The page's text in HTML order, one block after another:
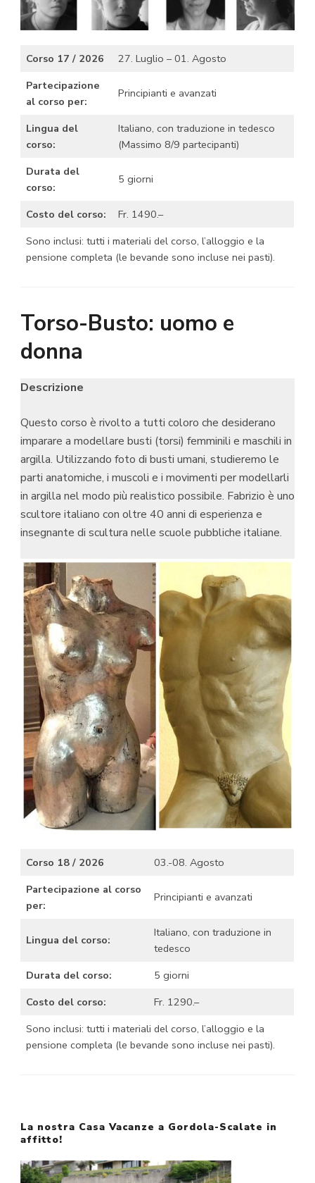
Corso 17 / 2026
27. Luglio – 01. Agosto
Partecipazione
al corso per:
Principianti e avanzati
Lingua del
corso:
Italiano, con traduzione in tedesco
(Massimo 8/9 partecipanti)
Durata del
corso:
5 giorni
Costo del corso:
Fr. 1490.–
Sono inclusi: tutti i materiali del corso, l’alloggio e la
pensione completa (le bevande sono incluse nei pasti).
Torso-Busto: uomo e
donna
Descrizione
Questo corso è rivolto a tutti coloro che desiderano
imparare a modellare busti (torsi) femminili e maschili in
argilla. Utilizzando foto di busti umani, studieremo le
parti anatomiche, i muscoli e i movimenti per modellarli
in argilla nel modo più realistico possibile. Fabrizio è uno
scultore italiano con oltre 40 anni di esperienza e
insegnante di scultura nelle scuole pubbliche italiane.
Corso 18 / 2026
03.-08. Agosto
Partecipazione al corso
per:
Principianti e avanzati
Lingua del corso:
Italiano, con traduzione in
tedesco
Durata del corso:
5 giorni
Costo del corso:
Fr. 1290.–
Sono inclusi: tutti i materiali del corso, l’alloggio e la
pensione completa (le bevande sono incluse nei pasti).
La nostra Casa Vacanze a Gordola-Scalate in
affitto!